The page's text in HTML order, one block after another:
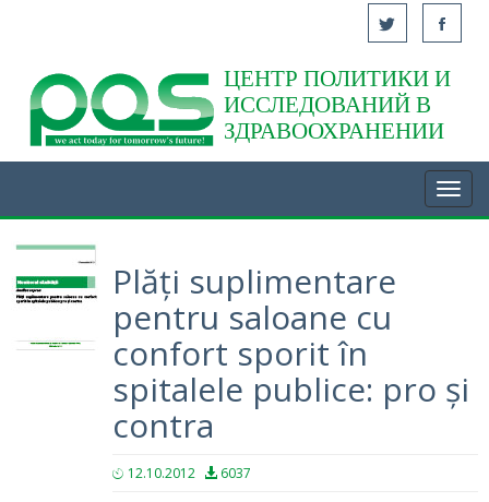
Acasă
ЦЕНТР ПОЛИТИКИ И
ИССЛЕДОВАНИЙ В
ЗДРАВООХРАНЕНИИ
Plăți suplimentare
pentru saloane cu
confort sporit în
spitalele publice: pro și
contra
12.10.2012 6037